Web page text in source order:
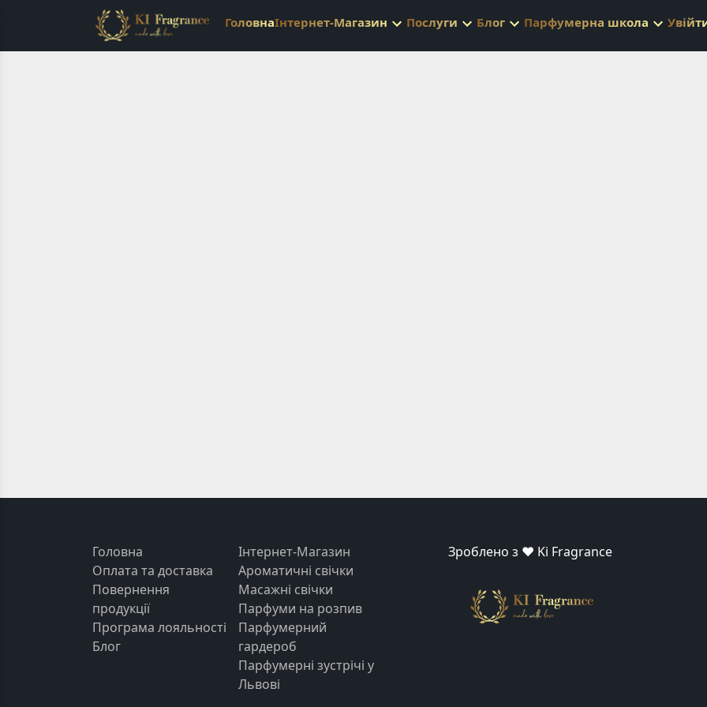
ГоловнаІнтернет-Магазин Послуги Блог Парфумерна школа
Головна
Оплата та доставка
Повернення
продукції
Програма лояльності
Блог
Інтернет-Магазин
Ароматичні свічки
Масажні свічки
Парфуми на розпив
Парфумерний
гардероб
Парфумерні зустрічі у
Львові
Зроблено з ❤️ Ki Fragrance